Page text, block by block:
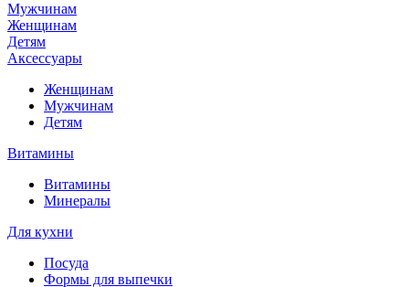
Мужчинам
Женщинам
Детям
Аксессуары
Женщинам
Мужчинам
Детям
Витамины
Витамины
Минералы
Для кухни
Посуда
Формы для выпечки